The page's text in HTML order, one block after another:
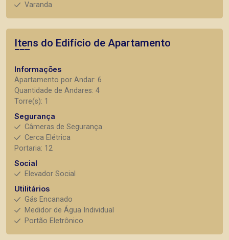
Varanda
Itens do Edifício de Apartamento
Informações
Apartamento por Andar: 6
Quantidade de Andares: 4
Torre(s): 1
Segurança
Câmeras de Segurança
Cerca Elétrica
Portaria: 12
Social
Elevador Social
Utilitários
Gás Encanado
Medidor de Água Individual
Portão Eletrônico